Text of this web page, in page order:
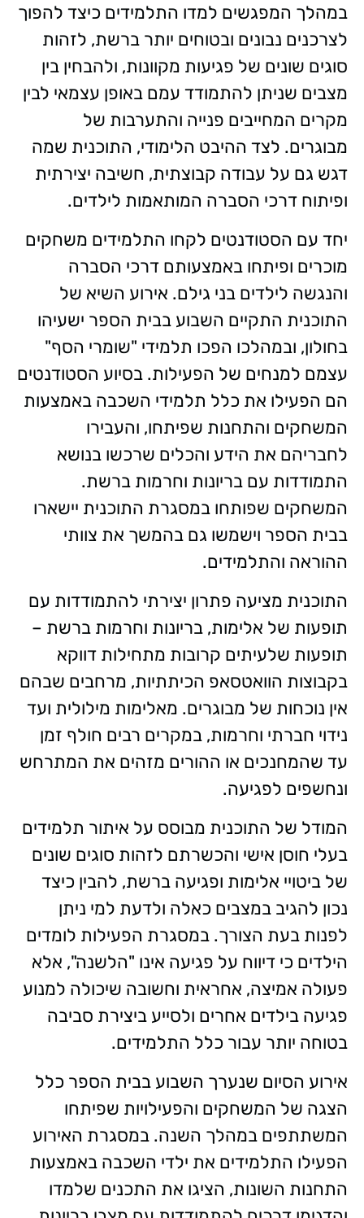
במהלך המפגשים למדו התלמידים כיצד להפוך
לצרכנים נבונים ובטוחים יותר ברשת, לזהות
סוגים שונים של פגיעות מקוונות, ולהבחין בין
מצבים שניתן להתמודד עמם באופן עצמאי לבין
מקרים המחייבים פנייה והתערבות של
מבוגרים. לצד ההיבט הלימודי, התוכנית שמה
דגש גם על עבודה קבוצתית, חשיבה יצירתית
ופיתוח דרכי הסברה המותאמות לילדים.
יחד עם הסטודנטים לקחו התלמידים משחקים
מוכרים ופיתחו באמצעותם דרכי הסברה
והנגשה לילדים בני גילם. אירוע השיא של
התוכנית התקיים השבוע בבית הספר ישעיהו
בחולון, ובמהלכו הפכו תלמידי "שומרי הסף"
עצמם למנחים של הפעילות. בסיוע הסטודנטים
הם הפעילו את כלל תלמידי השכבה באמצעות
המשחקים והתחנות שפיתחו, והעבירו
לחבריהם את הידע והכלים שרכשו בנושא
התמודדות עם בריונות וחרמות ברשת.
המשחקים שפותחו במסגרת התוכנית יישארו
בבית הספר וישמשו גם בהמשך את צוותי
ההוראה והתלמידים.
התוכנית מציעה פתרון יצירתי להתמודדות עם
תופעות של אלימות, בריונות וחרמות ברשת –
תופעות שלעיתים קרובות מתחילות דווקא
בקבוצות הוואטסאפ הכיתתיות, מרחבים שבהם
אין נוכחות של מבוגרים. מאלימות מילולית ועד
נידוי חברתי וחרמות, במקרים רבים חולף זמן
עד שהמחנכים או ההורים מזהים את המתרחש
ונחשפים לפגיעה.
המודל של התוכנית מבוסס על איתור תלמידים
בעלי חוסן אישי והכשרתם לזהות סוגים שונים
של ביטויי אלימות ופגיעה ברשת, להבין כיצד
נכון להגיב במצבים כאלה ולדעת למי ניתן
לפנות בעת הצורך. במסגרת הפעילות לומדים
הילדים כי דיווח על פגיעה אינו "הלשנה", אלא
פעולה אמיצה, אחראית וחשובה שיכולה למנוע
פגיעה בילדים אחרים ולסייע ביצירת סביבה
בטוחה יותר עבור כלל התלמידים.
אירוע הסיום שנערך השבוע בבית הספר כלל
הצגה של המשחקים והפעילויות שפיתחו
המשתתפים במהלך השנה. במסגרת האירוע
הפעילו התלמידים את ילדי השכבה באמצעות
התחנות השונות, הציגו את התכנים שלמדו